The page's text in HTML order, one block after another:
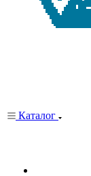
Каталог